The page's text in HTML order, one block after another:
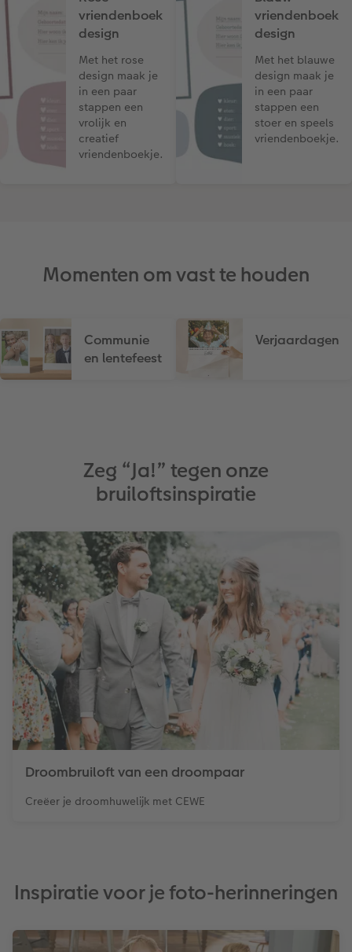
vriendenboek
design
Met het rose
design maak je
in een paar
stappen een
vrolijk en
creatief
vriendenboekje.
vriendenboek
design
Met het blauwe
design maak je
in een paar
stappen een
stoer en speels
vriendenboekje.
Momenten om vast te houden
Communie
en lentefeest
Verjaardagen
Zeg “Ja!” tegen onze
bruiloftsinspiratie
Droombruiloft van een droompaar
Creëer je droomhuwelijk met CEWE
Inspiratie voor je foto-herinneringen